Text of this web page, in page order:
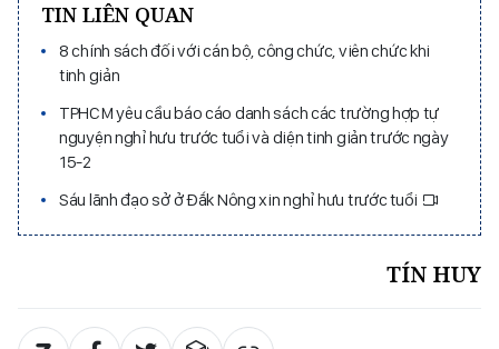
TIN LIÊN QUAN
8 chính sách đối với cán bộ, công chức, viên chức khi
tinh giản
TPHCM yêu cầu báo cáo danh sách các trường hợp tự
nguyện nghỉ hưu trước tuổi và diện tinh giản trước ngày
15-2
Sáu lãnh đạo sở ở Đắk Nông xin nghỉ hưu trước tuổi
TÍN HUY